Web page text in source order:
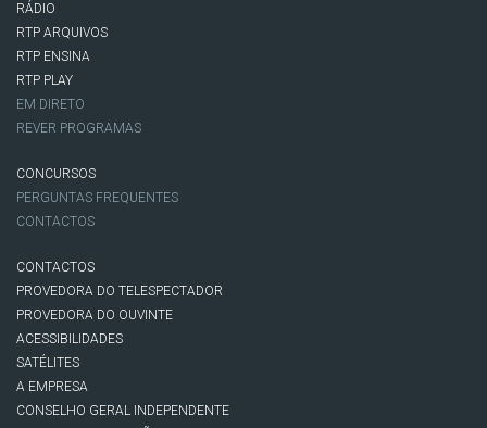
RÁDIO
RTP ARQUIVOS
RTP ENSINA
RTP PLAY
EM DIRETO
REVER PROGRAMAS
CONCURSOS
PERGUNTAS FREQUENTES
CONTACTOS
CONTACTOS
PROVEDORA DO TELESPECTADOR
PROVEDORA DO OUVINTE
ACESSIBILIDADES
SATÉLITES
A EMPRESA
CONSELHO GERAL INDEPENDENTE